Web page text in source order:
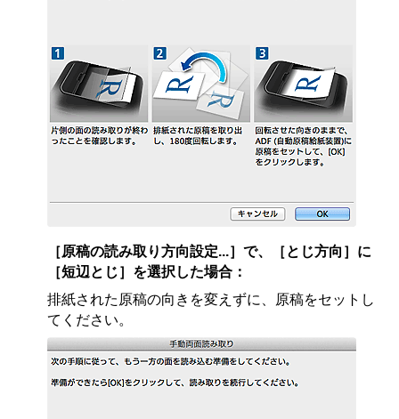
［原稿の読み取り方向設定...］で、［とじ方向 ］に
［短辺とじ］を選択した場合：
排紙された原稿の向きを変えずに、原稿をセットし
てください。